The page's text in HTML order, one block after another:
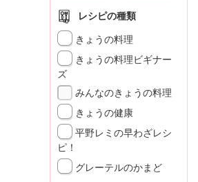
レシピの種類
きょうの料理
きょうの料理ビギナー
ズ
みんなのきょうの料理
きょうの健康
平野レミの早わざレシ
ピ！
グレーテルのかまど